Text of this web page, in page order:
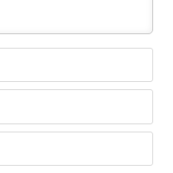
前
任
ル